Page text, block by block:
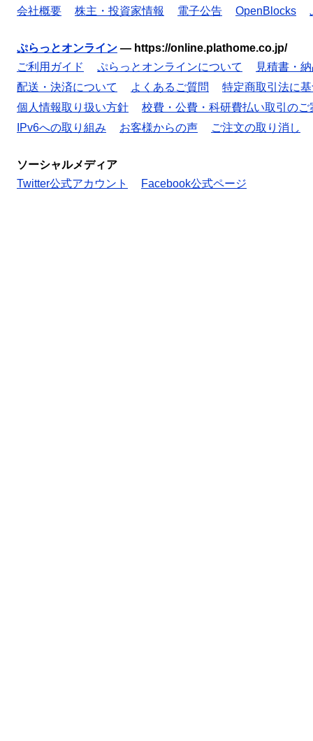
会社概要
株主・投資家情報 電子公告 OpenBlocks
ぷらっとオンライン — https://online.plathome.co.jp/
ご利用ガイド
ぷらっとオンラインについて
見積書・
配送・決済について
よくあるご質問
特定商取引法に
個人情報取り扱い方針
校費・公費・科研費払い取引のご
IPv6への取り組み
お客様からの声 ご注文の取り消し
ソーシャルメディア
Twitter公式アカウント
Facebook公式ページ